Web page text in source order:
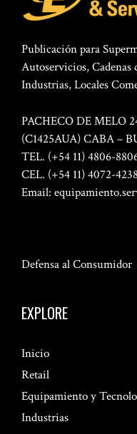
Publicación para
Autoservicios, Cadenas
Industrias, Locales
PACHECO DE MELO
(C1425AUA) CABA –
TEL. (+54 11) 4806-
CEL. (+54 11) 4072-
Email:
Defensa al Consumidor
EXPLORE
Inicio
Retail
Equipamiento y
Industrias